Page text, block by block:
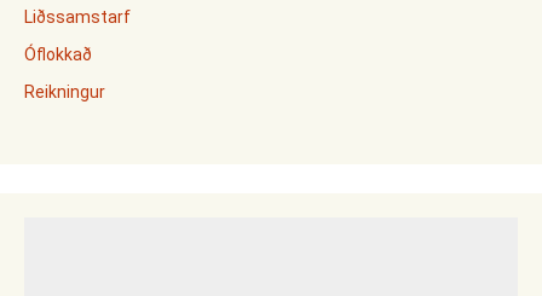
Liðssamstarf
Óflokkað
Reikningur